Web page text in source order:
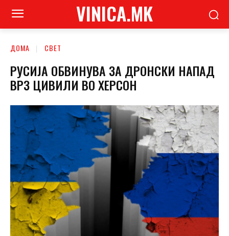
VINICA.MK
ДОМА СВЕТ
РУСИЈА ОБВИНУВА ЗА ДРОНСКИ НАПАД
ВРЗ ЦИВИЛИ ВО ХЕРСОН